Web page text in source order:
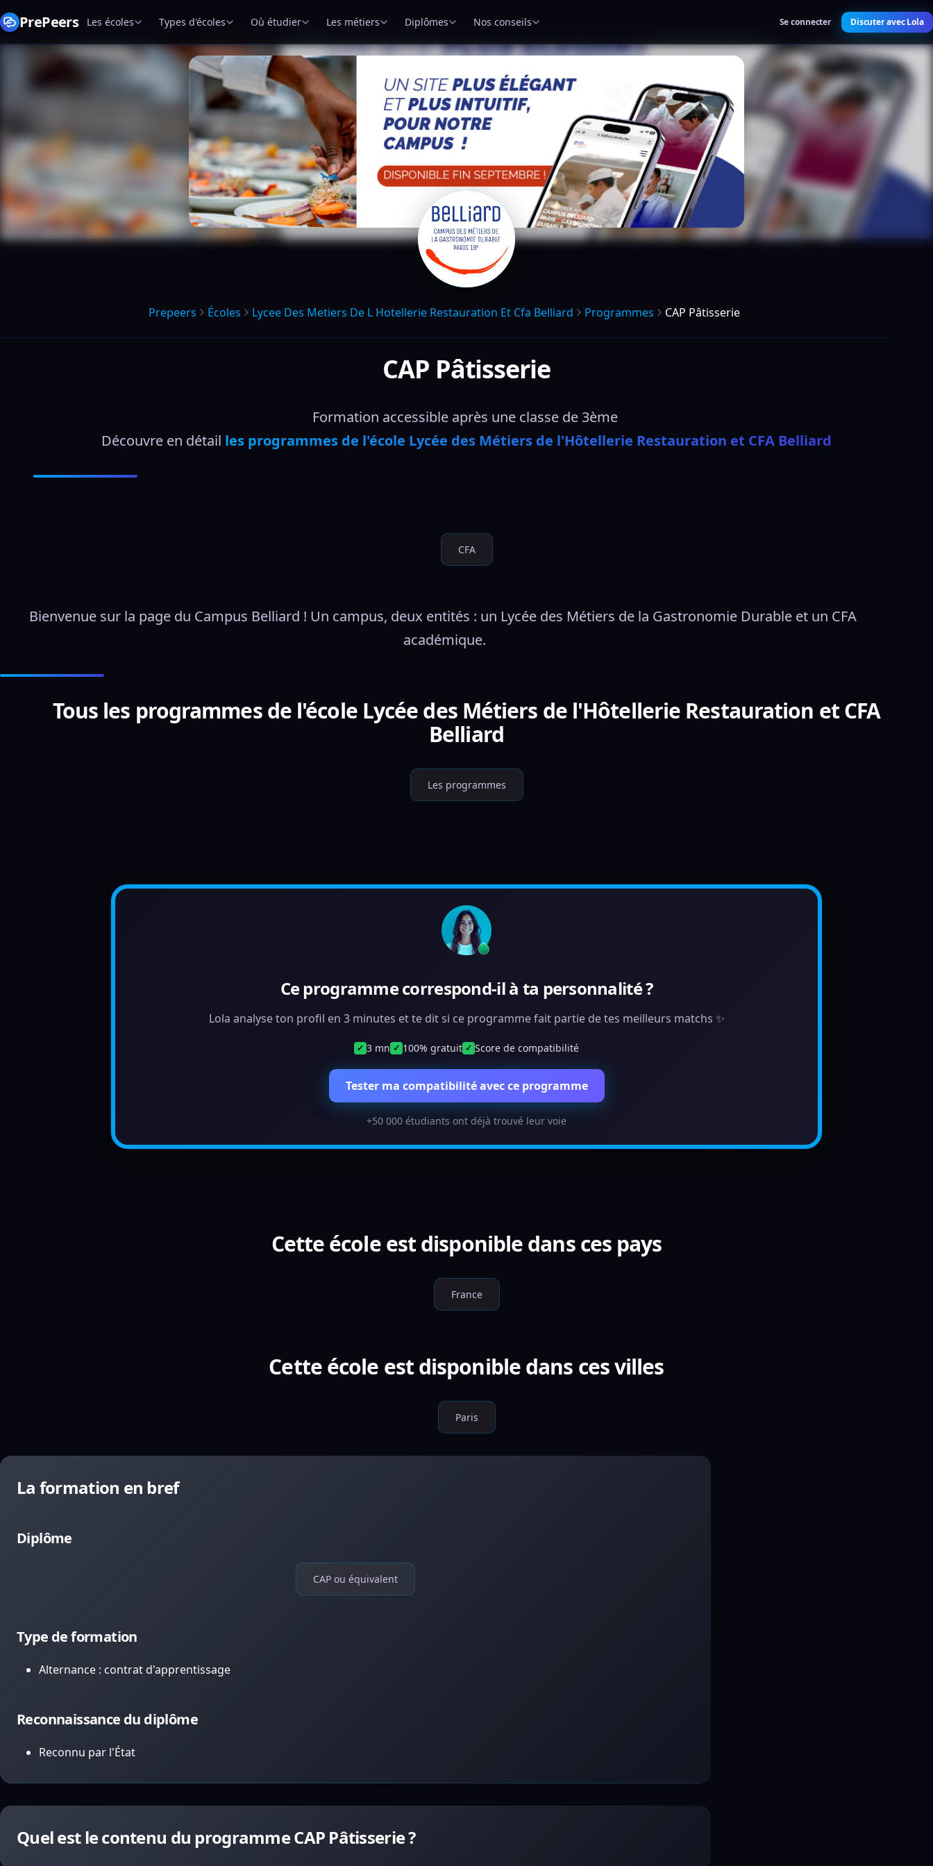
PrePeers Les écoles Types d'écoles Où étudier Les métiers Diplômes Nos conseils Se connecter Discuter avec Lola
Prepeers Écoles Lycee Des Metiers De L Hotellerie Restauration Et Cfa Belliard Programmes CAP Pâtisserie
CAP Pâtisserie
Formation accessible après une classe de 3ème
Découvre en détail les programmes de l'école Lycée des Métiers de l'Hôtellerie Restauration et CFA Belliard
CFA
Bienvenue sur la page du Campus Belliard ! Un campus, deux entités : un Lycée des Métiers de la Gastronomie Durable et un CFA
académique.
Tous les programmes de l'école Lycée des Métiers de l'Hôtellerie Restauration et CFA
Belliard
Les programmes
Ce programme correspond-il à ta personnalité ?
Lola analyse ton profil en 3 minutes et te dit si ce programme fait partie de tes meilleurs matchs ✨
✓ 3 mn ✓ 100% gratuit ✓ Score de compatibilité
Tester ma compatibilité avec ce programme
+50 000 étudiants ont déjà trouvé leur voie
Cette école est disponible dans ces pays
France
Cette école est disponible dans ces villes
Paris
La formation en bref
Diplôme
CAP ou équivalent
Type de formation
Alternance : contrat d'apprentissage
Reconnaissance du diplôme
Reconnu par l'État
Quel est le contenu du programme CAP Pâtisserie ?